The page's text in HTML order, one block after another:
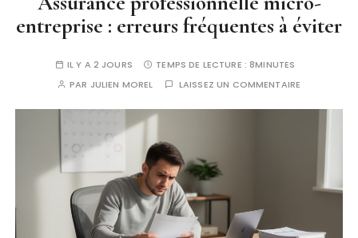
entreprise : erreurs fréquentes à éviter
IL Y A 2 JOURS TEMPS DE LECTURE :8MINUTES
PAR JULIEN MOREL LAISSEZ UN COMMENTAIRE